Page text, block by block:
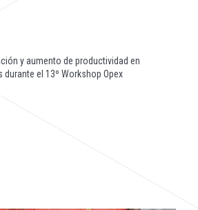
y aumento de productividad en
el 13º Workshop Opex